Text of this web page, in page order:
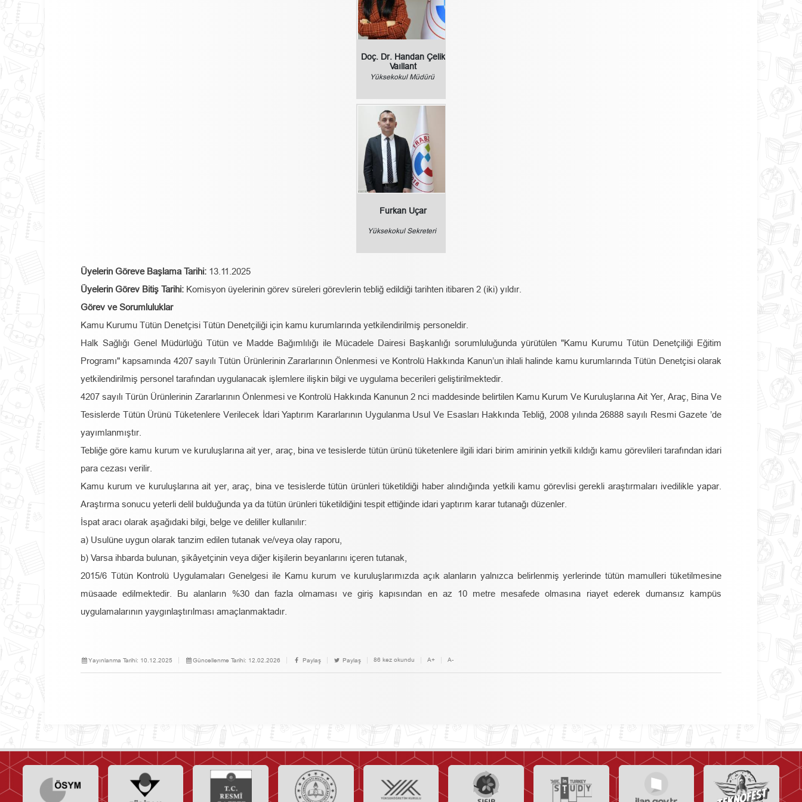
Doç. Dr. Handan Çelik
Vaıllant
Yüksekokul Müdürü
Furkan Uçar
Yüksekokul Sekreteri
Üyelerin Göreve Başlama Tarihi: 13.11.2025
Üyelerin Görev Bitiş Tarihi: Komisyon üyelerinin görev süreleri görevlerin tebliğ edildiği tarihten itibaren 2 (iki) yıldır.
Görev ve Sorumluluklar
Kamu Kurumu Tütün Denetçisi Tütün Denetçiliği için kamu kurumlarında yetkilendirilmiş personeldir.
Halk Sağlığı Genel Müdürlüğü Tütün ve Madde Bağımlılığı ile Mücadele Dairesi Başkanlığı sorumluluğunda yürütülen "Kamu Kurumu Tütün Denetçiliği Eğitim
Programı" kapsamında 4207 sayılı Tütün Ürünlerinin Zararlarının Önlenmesi ve Kontrolü Hakkında Kanun’un ihlali halinde kamu kurumlarında Tütün Denetçisi olarak
yetkilendirilmiş personel tarafından uygulanacak işlemlere ilişkin bilgi ve uygulama becerileri geliştirilmektedir.
4207 sayılı Türün Ürünlerinin Zararlarının Önlenmesi ve Kontrolü Hakkında Kanunun 2 nci maddesinde belirtilen Kamu Kurum Ve Kuruluşlarına Ait Yer, Araç, Bina Ve
Tesislerde Tütün Ürünü Tüketenlere Verilecek İdari Yaptırım Kararlarının Uygulanma Usul Ve Esasları Hakkında Tebliğ, 2008 yılında 26888 sayılı Resmi Gazete ’de
yayımlanmıştır.
Tebliğe göre kamu kurum ve kuruluşlarına ait yer, araç, bina ve tesislerde tütün ürünü tüketenlere ilgili idari birim amirinin yetkili kıldığı kamu görevlileri tarafından idari
para cezası verilir.
Kamu kurum ve kuruluşlarına ait yer, araç, bina ve tesislerde tütün ürünleri tüketildiği haber alındığında yetkili kamu görevlisi gerekli araştırmaları ivedilikle yapar.
Araştırma sonucu yeterli delil bulduğunda ya da tütün ürünleri tüketildiğini tespit ettiğinde idari yaptırım karar tutanağı düzenler.
İspat aracı olarak aşağıdaki bilgi, belge ve deliller kullanılır:
a) Usulüne uygun olarak tanzim edilen tutanak ve/veya olay raporu,
b) Varsa ihbarda bulunan, şikâyetçinin veya diğer kişilerin beyanlarını içeren tutanak,
2015/6 Tütün Kontrolü Uygulamaları Genelgesi ile Kamu kurum ve kuruluşlarımızda açık alanların yalnızca belirlenmiş yerlerinde tütün mamulleri tüketilmesine
müsaade edilmektedir. Bu alanların %30 dan fazla olmaması ve giriş kapısından en az 10 metre mesafede olmasına riayet ederek dumansız kampüs
uygulamalarının yaygınlaştırılması amaçlanmaktadır.
Yayınlanma Tarihi: 10.12.2025 Güncellenme Tarihi: 12.02.2026 Paylaş Paylaş 86 kez okundu A+ A-